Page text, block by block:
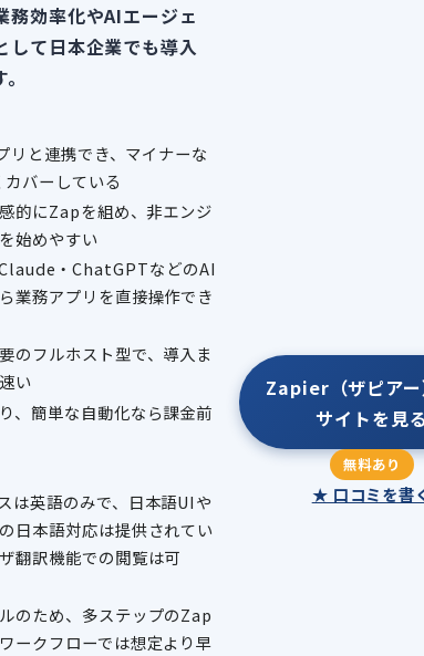
務効率化やAIエージェ
して日本企業でも導入
リと連携でき、マイナーな
バーしている
的にZapを組め、非エンジ
始めやすい
・ChatGPTなどのAI
業務アプリを直接操作でき
のフルホスト型で、導入ま
い
、簡単な自動化なら課金前
は英語のみで、日本語UIや
日本語対応は提供されてい
翻訳機能での閲覧は可
のため、多ステップのZap
ークフローでは想定より早
Zapier（ザピア
サイトを見る
無料あり
★ 口コミを書